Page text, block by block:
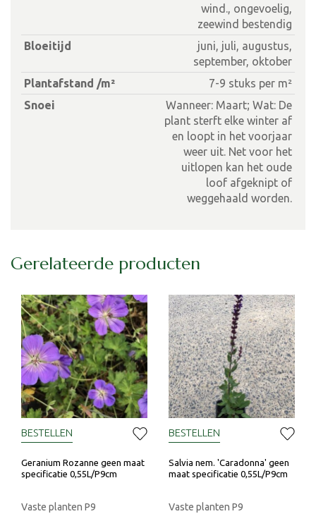
wind., ongevoelig,
zeewind bestendig
Bloeitijd
juni, juli, augustus,
september, oktober
Plantafstand /m²
7-9 stuks per m²
Snoei
Wanneer: Maart; Wat: De
plant sterft elke winter af
en loopt in het voorjaar
weer uit. Net voor het
uitlopen kan het oude
loof afgeknipt of
weggehaald worden.
Gerelateerde producten
Geranium Rozanne geen maat
specificatie 0,55L/P9cm
Vaste planten P9
BESTELLEN
Salvia nem. 'Caradonna' geen
maat specificatie 0,55L/P9cm
Vaste planten P9
BESTELLEN